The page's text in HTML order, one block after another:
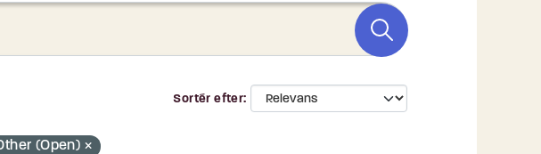
Sortér efter
(Open)